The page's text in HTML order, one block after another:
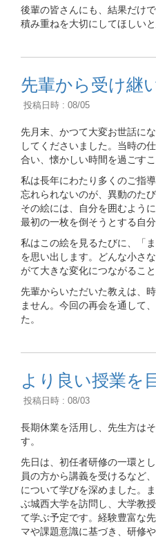
後輩の皆さんにも、結果だけ
積み重ねを大切にしてほしいと
先輩から受け継
投稿日時 : 08/05
先月末、かつて大変お世話に
してくださいました。当時の
合い、懐かしい時間を過ごすこ
私は長年にわたり多くのご指
忘れられないのが、異動のた
その絵には、自分を囲むよう
最初の一枚を倒そうとする自
私はこの絵を見るたびに、「
を思い出します。どんな小さ
がて大きな変化につながること
先輩からいただいた教えは、
ません。今回の再会を通して
た。
より良い授業を
投稿日時 : 08/03
長期休業を活用し、先生方は
す。
先日は、初任者研修の一環と
員の方から講義を受けるなど
について学びを深めました。
ぶ城西大学を訪問し、大学教
て学ぶ予定です。経験豊富な
マや課題意識に基づき、研修